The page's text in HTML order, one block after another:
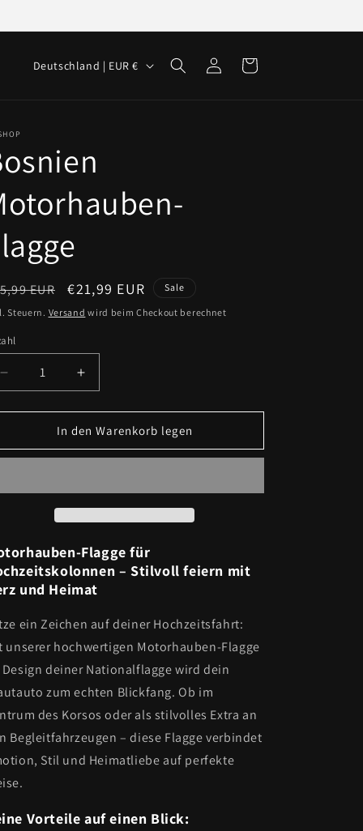
/
e
g
i
o
n
Deutschland | EUR € EinloggenWarenkorb
EUR Verkaufspreis
€21,99 EUR Sale
Steuern. Versand wird beim Checkout berechnet
Verringere
die
Menge
Bosnien
Erhöhe
die
Menge
für
Bosnien
In den Warenkorb legen
Flagge für
– Stilvoll feiern mit
und Heimat
ein Zeichen auf deiner Hochzeitsfahrt:
unserer hochwertigen Motorhauben-Flagge
deiner Nationalflagge wird dein
zum echten Blickfang. Ob im
des Korsos oder als stilvolles Extra an
Begleitfahrzeugen – diese Flagge verbindet
Stil und Heimatliebe auf perfekte
Vorteile auf einen Blick: